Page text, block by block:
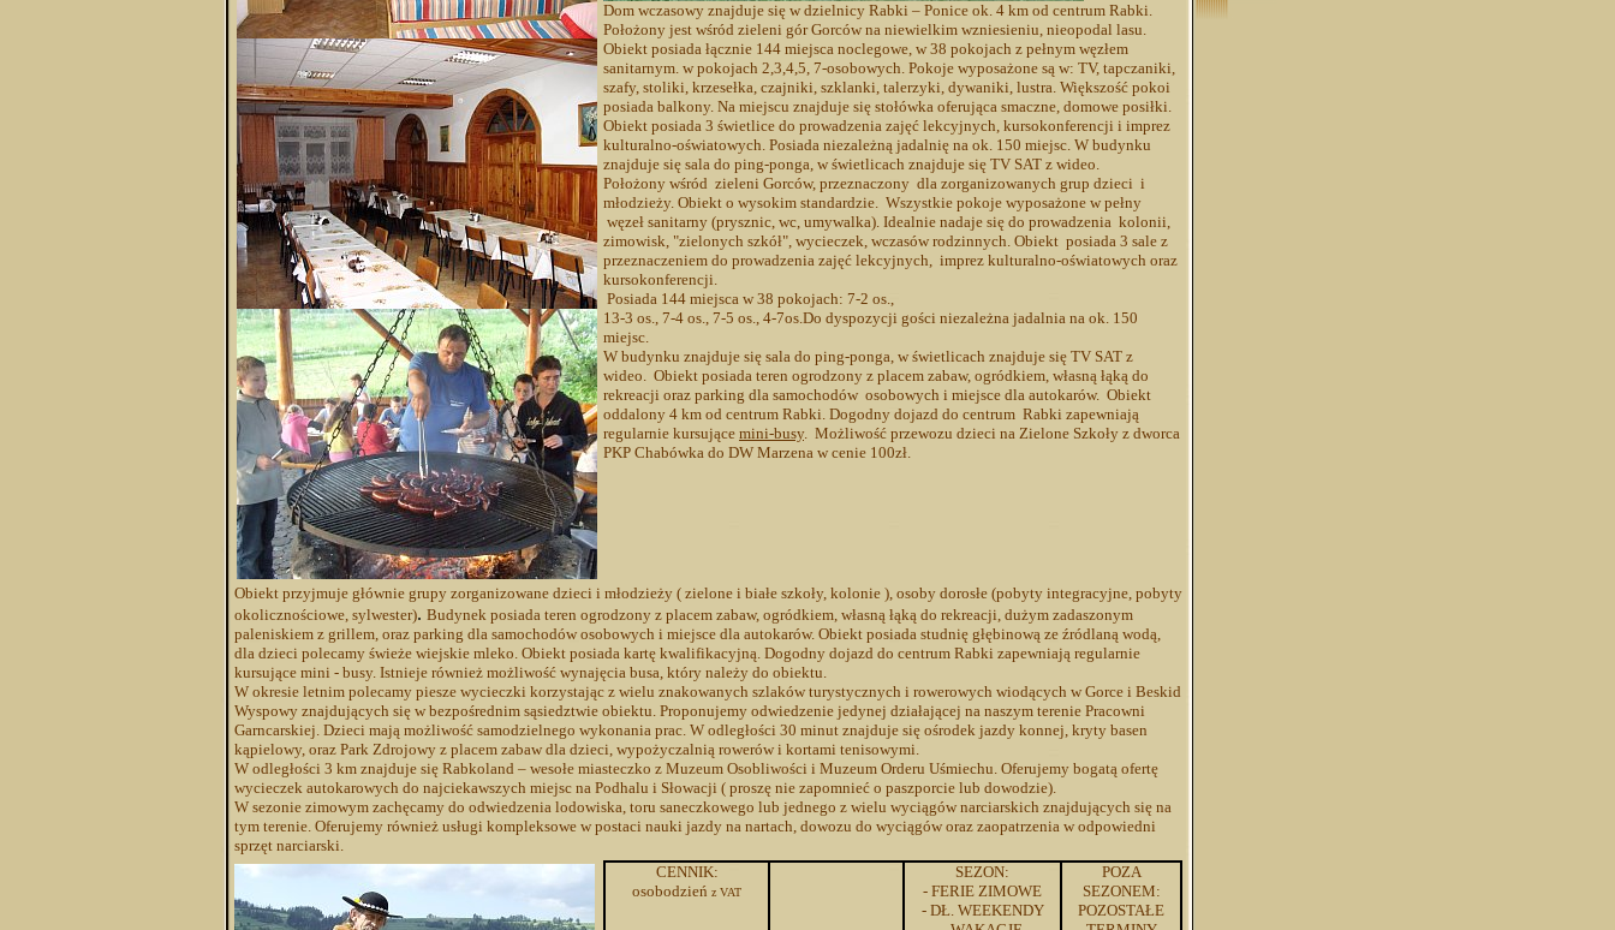
Dom wczasowy znajduje się w dzielnicy Rabki – Ponice ok. 4 km od centrum Rabki.
Położony jest wśród zieleni gór Gorców na niewielkim wzniesieniu, nieopodal lasu.
Obiekt posiada łącznie 144 miejsca noclegowe, w 38 pokojach z pełnym węzłem
sanitarnym. w pokojach 2,3,4,5, 7-osobowych. Pokoje wyposażone są w: TV, tapczaniki,
szafy, stoliki, krzesełka, czajniki, szklanki, talerzyki, dywaniki, lustra. Większość pokoi
posiada balkony. Na miejscu znajduje się stołówka oferująca smaczne, domowe posiłki.
Obiekt posiada 3 świetlice do prowadzenia zajęć lekcyjnych, kursokonferencji i imprez
kulturalno-oświatowych. Posiada niezależną jadalnię na ok. 150 miejsc. W budynku
znajduje się sala do ping-ponga, w świetlicach znajduje się TV SAT z wideo.
Położony wśród zieleni Gorców, przeznaczony dla zorganizowanych grup dzieci i
młodzieży. Obiekt o wysokim standardzie. Wszystkie pokoje wyposażone w pełny
węzeł sanitarny (prysznic, wc, umywalka). Idealnie nadaje się do prowadzenia kolonii,
zimowisk, "zielonych szkół", wycieczek, wczasów rodzinnych. Obiekt posiada 3 sale z
przeznaczeniem do prowadzenia zajęć lekcyjnych, imprez kulturalno-oświatowych oraz
kursokonferencji.
Posiada 144 miejsca w 38 pokojach: 7-2 os.,
13-3 os., 7-4 os., 7-5 os., 4-7os.Do dyspozycji gości niezależna jadalnia na ok. 150
miejsc.
W budynku znajduje się sala do ping-ponga, w świetlicach znajduje się TV SAT z
wideo. Obiekt posiada teren ogrodzony z placem zabaw, ogródkiem, własną łąką do
rekreacji oraz parking dla samochodów osobowych i miejsce dla autokarów. Obiekt
oddalony 4 km od centrum Rabki. Dogodny dojazd do centrum Rabki zapewniają
regularnie kursujące mini-busy. Możliwość przewozu dzieci na Zielone Szkoły z dworca
PKP Chabówka do DW Marzena w cenie 100zł.
Obiekt przyjmuje głównie grupy zorganizowane dzieci i młodzieży ( zielone i białe szkoły, kolonie ), osoby dorosłe (pobyty integracyjne, pobyty
okolicznościowe, sylwester). Budynek posiada teren ogrodzony z placem zabaw, ogródkiem, własną łąką do rekreacji, dużym zadaszonym
paleniskiem z grillem, oraz parking dla samochodów osobowych i miejsce dla autokarów. Obiekt posiada studnię głębinową ze źródlaną wodą,
dla dzieci polecamy świeże wiejskie mleko. Obiekt posiada kartę kwalifikacyjną. Dogodny dojazd do centrum Rabki zapewniają regularnie
kursujące mini - busy. Istnieje również możliwość wynajęcia busa, który należy do obiektu.
W okresie letnim polecamy piesze wycieczki korzystając z wielu znakowanych szlaków turystycznych i rowerowych wiodących w Gorce i Beskid
Wyspowy znajdujących się w bezpośrednim sąsiedztwie obiektu. Proponujemy odwiedzenie jedynej działającej na naszym terenie Pracowni
Garncarskiej. Dzieci mają możliwość samodzielnego wykonania prac. W odległości 30 minut znajduje się ośrodek jazdy konnej, kryty basen
kąpielowy, oraz Park Zdrojowy z placem zabaw dla dzieci, wypożyczalnią rowerów i kortami tenisowymi.
W odległości 3 km znajduje się Rabkoland – wesołe miasteczko z Muzeum Osobliwości i Muzeum Orderu Uśmiechu. Oferujemy bogatą ofertę
wycieczek autokarowych do najciekawszych miejsc na Podhalu i Słowacji ( proszę nie zapomnieć o paszporcie lub dowodzie).
W sezonie zimowym zachęcamy do odwiedzenia lodowiska, toru saneczkowego lub jednego z wielu wyciągów narciarskich znajdujących się na
tym terenie. Oferujemy również usługi kompleksowe w postaci nauki jazdy na nartach, dowozu do wyciągów oraz zaopatrzenia w odpowiedni
sprzęt narciarski.
CENNIK:
osobodzień z VAT
SEZON:
- FERIE ZIMOWE
- DŁ. WEEKENDY
POZA
SEZONEM:
POZOSTAŁE